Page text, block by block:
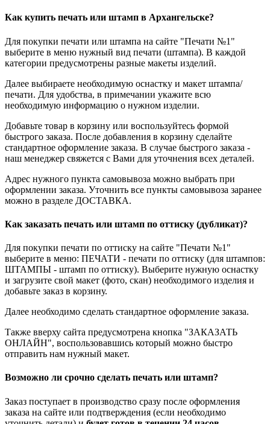
Как купить печать или штамп в Архангельске?
Для покупки печати или штампа на сайте "Печати №1"
выберите в меню нужный вид печати (штампа). В каждой
категории предусмотрены разные макеты изделий.
Далее выбираете необходимую оснастку и макет штампа/
печати. Для удобства, в примечании укажите всю
необходимую информацию о нужном изделии.
Добавьте товар в корзину или воспользуйтесь формой
быстрого заказа. После добавления в корзину сделайте
стандартное оформление заказа. В случае быстрого заказа -
наш менеджер свяжется с Вами для уточнения всех деталей.
Адрес нужного пункта самовывоза можно выбрать при
оформлении заказа. Уточнить все пункты самовывоза заранее
можно в разделе ДОСТАВКА.
Как заказать печать или штамп по оттиску (дубликат)?
Для покупки печати по оттиску на сайте "Печати №1"
выберите в меню: ПЕЧАТИ - печати по оттиску (для штампов:
ШТАМПЫ - штамп по оттиску). Выберите нужную оснастку
и загрузите свой макет (фото, скан) необходимого изделия и
добавьте заказ в корзину.
Далее необходимо сделать стандартное оформление заказа.
Также вверху сайта предусмотрена кнопка "ЗАКАЗАТЬ
ОНЛАЙН", воспользовавшись который можно быстро
отправить нам нужный макет.
Возможно ли срочно сделать печать или штамп?
Заказ поступает в производство сразу после оформления
заказа на сайте или подтверждения (если необходимо